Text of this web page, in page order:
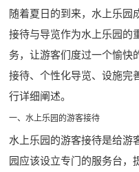
随着夏日的到来，水上乐园
接待与导览作为水上乐园的
务，让游客们度过一个愉快
接待、个性化导览、设施完
行详细阐述。
一、水上乐园的游客接待
水上乐园的游客接待是给游
园应该设立专门的服务台，